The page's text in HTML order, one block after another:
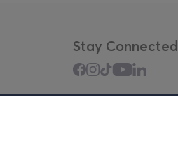
Stay Connected